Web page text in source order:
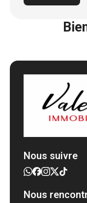
Nous suivre
Nous